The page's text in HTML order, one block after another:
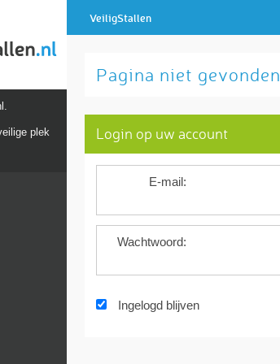
plek
VeiligStallen
Pagina niet gevonden
Login op uw account
E-mail:
Wachtwoord:
Ingelogd blijven